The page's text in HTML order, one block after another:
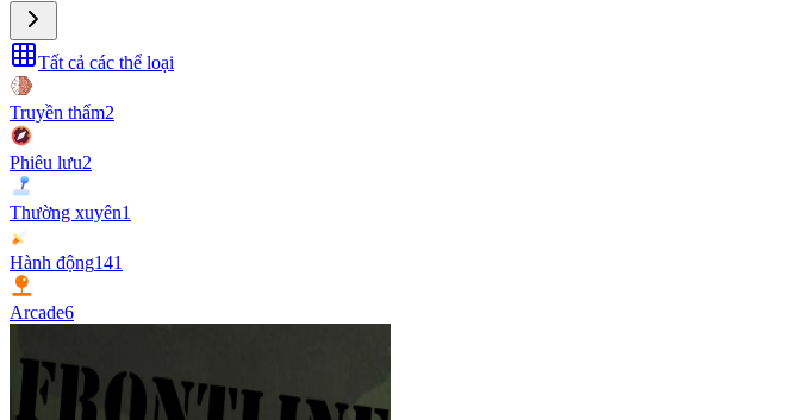
Tất cả các thể loại
Truyền thẩm2
Phiêu lưu2
Thường xuyên1
Hành động141
Arcade6